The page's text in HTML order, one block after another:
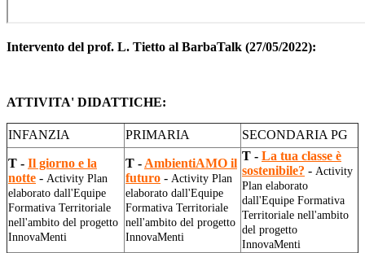
Intervento del prof. L. Tietto al BarbaTalk (27/05/2022):
ATTIVITA' DIDATTICHE:
INFANZIA PRIMARIA SECONDARIA PG
T - Il giorno e la
notte - Activity Plan
elaborato dall'Equipe
Formativa Territoriale
nell'ambito del progetto
InnovaMenti
T - AmbientiAMO il
futuro - Activity Plan
elaborato dall'Equipe
Formativa Territoriale
nell'ambito del progetto
InnovaMenti
T - La tua classe è
sostenibile? - Activity
Plan elaborato
dall'Equipe Formativa
Territoriale nell'ambito
del progetto
InnovaMenti